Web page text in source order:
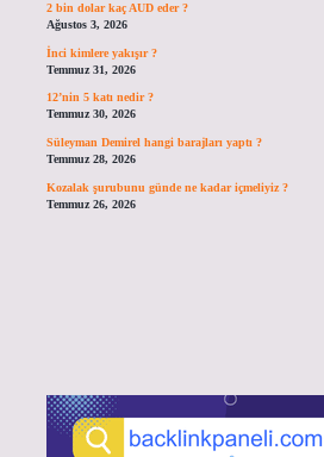
2 bin dolar kaç AUD eder ?
Ağustos 3, 2026
İnci kimlere yakışır ?
Temmuz 31, 2026
12’nin 5 katı nedir ?
Temmuz 30, 2026
Süleyman Demirel hangi barajları yaptı ?
Temmuz 28, 2026
Kozalak şurubunu günde ne kadar içmeliyiz ?
Temmuz 26, 2026